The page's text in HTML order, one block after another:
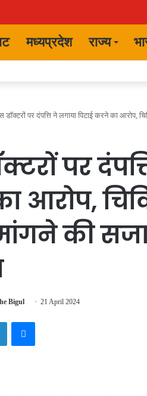
मध्यप्रदेश राज्य
डॉक्टरों पर दंपत्ति ने लगाया पिटाई करने का आरोप,
पर
आरोप,
की सजा
Bigul 21 April 2024
LinkedInMessenger